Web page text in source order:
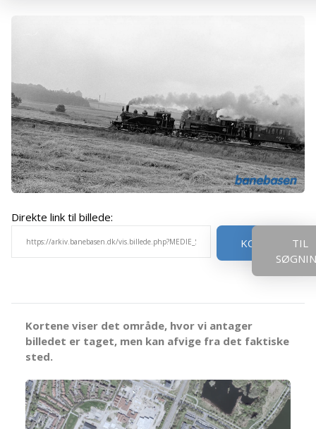
Direkte link til billede:
KOPIER
TIL
Kortene viser det område, hvor vi antager
billedet er taget, men kan afvige fra det faktiske
sted.